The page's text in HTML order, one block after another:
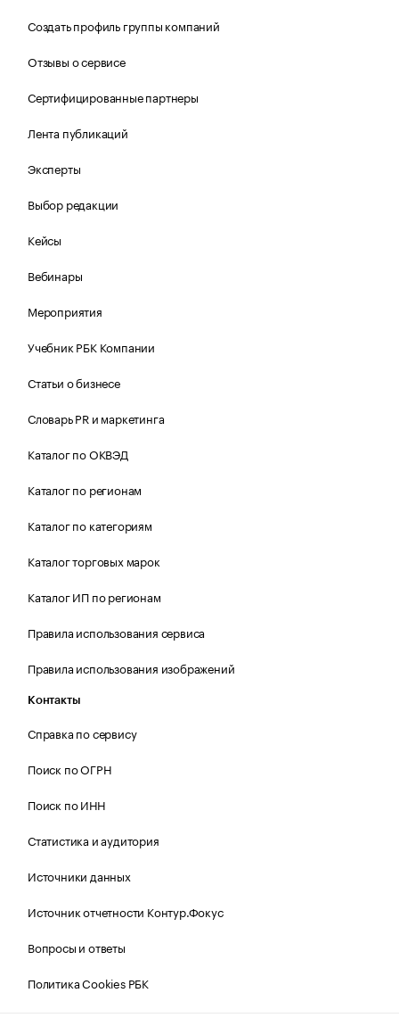
Создать профиль группы компаний
Отзывы о сервисе
Сертифицированные партнеры
Лента публикаций
Эксперты
Выбор редакции
Кейсы
Вебинары
Мероприятия
Учебник РБК Компании
Статьи о бизнесе
Словарь PR и маркетинга
Каталог по ОКВЭД
Каталог по регионам
Каталог по категориям
Каталог торговых марок
Каталог ИП по регионам
Правила использования сервиса
Правила использования изображений
Контакты
Справка по сервису
Поиск по ОГРН
Поиск по ИНН
Статистика и аудитория
Источники данных
Источник отчетности Контур.Фокус
Вопросы и ответы
Политика Cookies РБК